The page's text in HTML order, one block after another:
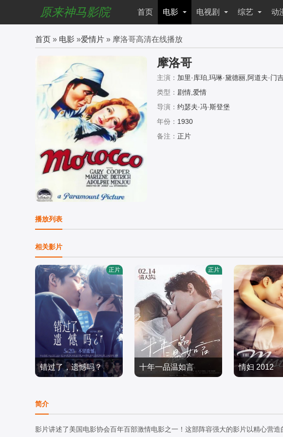
原来神马影院 首页 电影 电视剧 综艺 动
首页 » 电影 »爱情片 » 摩洛哥高清在线播放
摩洛哥
主演： 加里·库珀,玛琳·黛德丽,阿道夫·门
尔卡西,埃米尔·肖塔尔,朱丽叶·康普顿
ltz,Philip,Sleeman,米哈伊尔·维萨罗夫
类型： 剧情,爱情
导演： 约瑟夫·冯·斯登堡
年份： 1930
备注： 正片
播放列表
相关影片
错过了，遗憾吗？
逸,赵佳丽,周澄奥,陈昊宇,
黄子琪,吴汉坤,孙嘉灵,泰
乐
爱情片
2026/中国大陆
正片
十年一品温如言
来,陈莹,陆诗雨,朱宏嘉,李
宜娟,陶慧敏
2022/中国大陆
正片
情妇 2012
2012/菲律宾
简介
影片讲述了美国电影协会百年百部激情电影之一！这部阵容强大的影片以精心营